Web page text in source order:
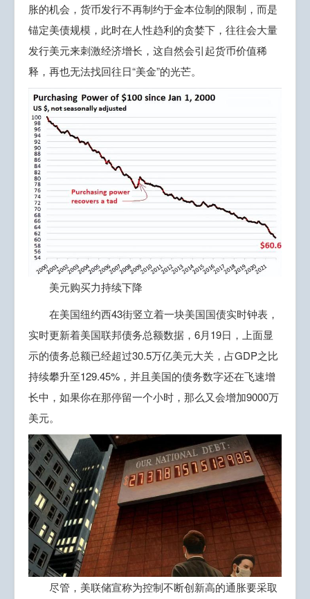
胀的机会，货币发行不再制约于金本位制的限制，而是
锚定美债规模，此时在人性趋利的贪婪下，往往会大量
发行美元来刺激经济增长，这自然会引起货币价值稀
释，再也无法找回往日“美金”的光芒。
美元购买力持续下降
在美国纽约西43街竖立着一块美国国债实时钟表，
实时更新着美国联邦债务总额数据，6月19日，上面显
示的债务总额已经超过30.5万亿美元大关，占GDP之比
持续攀升至129.45%，并且美国的债务数字还在飞速增
长中，如果你在那停留一个小时，那么又会增加9000万
美元。
尽管，美联储宣称为控制不断创新高的通胀要采取